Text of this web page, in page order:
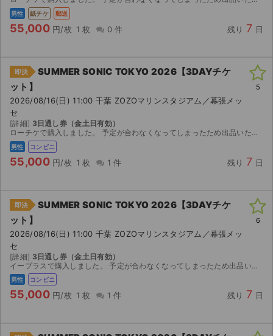
男性 紙チケ 郵送
55,000 円/枚 1 枚 0 件 残り 7 日
即決
SUMMER SONIC TOKYO 2026【3DAYチケ
ット】
2026/08/16(日) 11:00 千葉 ZOZOマリンスタジアム／幕張メッ
セ
[詳細] 3日通し券（金土日有効）
ローチケで購入しました。 予定が合わなくなってしまったため出品いたします。 【お渡し方法】 発券情報（予約番号など）をお知らせします。 【発券方法】 2026年8月7日（金）1...
男性 コンビニ
55,000 円/枚 1 枚 1 件 残り 7 日
5
即決
SUMMER SONIC TOKYO 2026【3DAYチケ
ット】
2026/08/16(日) 11:00 千葉 ZOZOマリンスタジアム／幕張メッ
セ
[詳細] 3日通し券（金土日有効）
イープラスで購入しました。 予定が合わなくなってしまったため出品いたします。 【お渡し方法】 発券情報（13桁の払込票番号）をお知らせします。 【発券方法】 2026年8月11...
男性 コンビニ
55,000 円/枚 1 枚 1 件 残り 7 日
6